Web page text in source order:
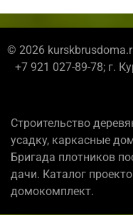
© 2026
+7 921 027-89-78; г.
Строительство
усадку, каркасные
Бригада плотников
дачи. Каталог
домокомплект.